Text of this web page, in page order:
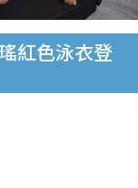
紅色泳衣登